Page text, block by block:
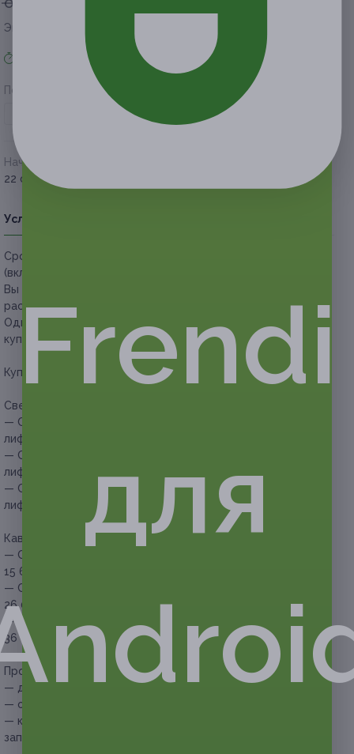
Экономия от 14 352 руб.
Акция завершена
Поделиться с друзьями
Начало действия
22 февраля 2021 г.
Условия
Срок действия купонов:
(включительно).
Вы можете предъявить купон в электронном или
распечатанном виде.
Один человек может купить неограниченное количество
купонов для себя или в подарок.
Купон действует на следующие виды услуг:
Световой вакуум и RF-лифтинг для тела:
— Скидка 77% на 3 сеанса светового вакуума и RF-
лифтинга для тела (3105 руб. вместо 13 500 руб.)
— Скидка 78% на 5 сеансов светового вакуума и RF-
лифтинга для тела (4950 руб. вместо 22 500 руб.)
— Скидка 79% на 7 сеансов светового вакуума и RF-
лифтинга для тела (6615 руб. вместо 31 500 руб.)
Кавитация всего тела:
— Скидка 92% на 3 сеанса кавитации (1248 руб. вместо
15 600 руб.)
— Скидка 92% на 5 сеансов кавитации (2080 руб. вместо
26 000 руб.)
— Скидка 92% на 7 сеансов кавитации (2912 руб. вместо
36 400 руб.)
Прочие условия:
— длительность услуг составляет 30 минут;
— обязательна предварительная запись по телефону;
— клиент обязан сообщить об отмене или переносе
записи не менее чем за 12 часов.
Frendi
для